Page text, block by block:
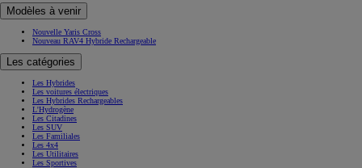
Modèles à venir
Nouvelle Yaris Cross
Nouveau RAV4 Hybride Rechargeable
Les catégories
Les Hybrides
Les voitures électriques
Les Hybrides Rechargeables
L'Hydrogène
Les Citadines
Les SUV
Les Familiales
Les 4x4
Les Utilitaires
Les Sportives